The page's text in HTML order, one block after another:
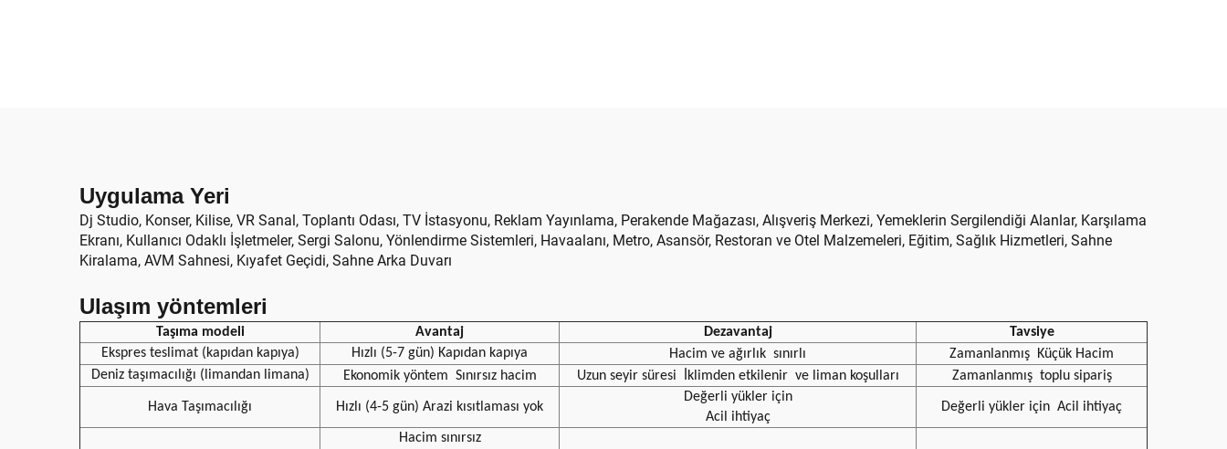
Uygulama Yeri
Dj Studio, Konser, Kilise, VR Sanal, Toplantı Odası, TV İstasyonu, Reklam Yayınlama, Perakende Mağazası, Alışveriş Merkezi, Yemeklerin Sergilendiği Alanlar, Karşılama
Ekranı, Kullanıcı Odaklı İşletmeler, Sergi Salonu, Yönlendirme Sistemleri, Havaalanı, Metro, Asansör, Restoran ve Otel Malzemeleri, Eğitim, Sağlık Hizmetleri, Sahne
Kiralama, AVM Sahnesi, Kıyafet Geçidi, Sahne Arka Duvarı
Ulaşım yöntemleri
Taşıma modeli Avantaj Dezavantaj
Tavsiye
Ekspres teslimat (kapıdan kapıya)
Hızlı (5-7 gün) Kapıdan kapıya Hacim ve ağırlık sınırlı Zamanlanmış
Küçük Hacim
Deniz taşımacılığı (limandan limana)
Ekonomik yöntem Sınırsız hacim Uzun seyir süresi İklimden etkilenir ve liman koşulları Zamanlanmış toplu sipariş
Hava Taşımacılığı Hızlı (4-5 gün) Arazi kısıtlaması yok
Değerli yükler için
Acil ihtiyaç
Değerli yükler için Acil ihtiyaç
Hacim sınırsız